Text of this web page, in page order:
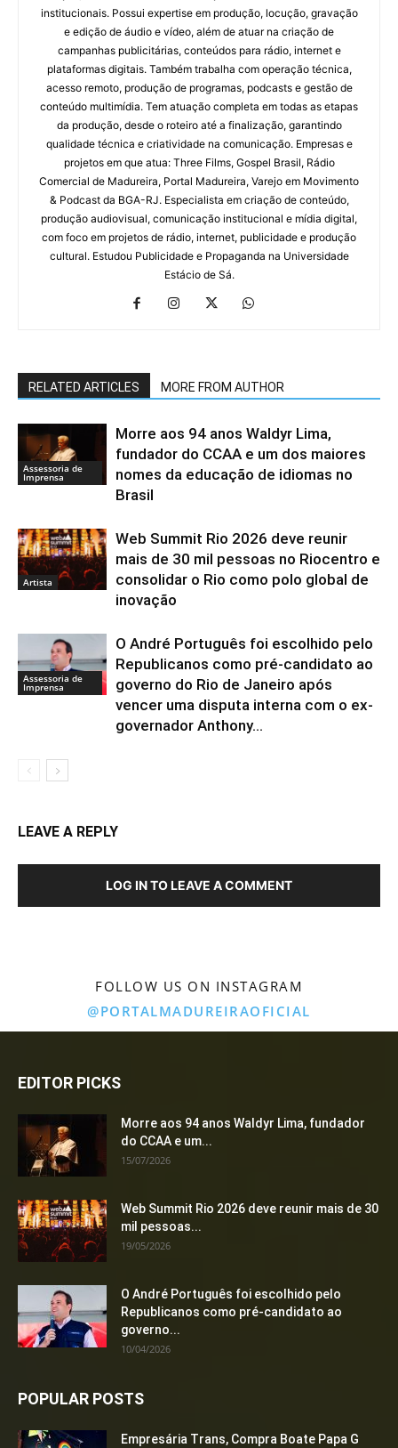
institucionais. Possui expertise em produção, locução, gravação
e edição de áudio e vídeo, além de atuar na criação de
campanhas publicitárias, conteúdos para rádio, internet e
plataformas digitais. Também trabalha com operação técnica,
acesso remoto, produção de programas, podcasts e gestão de
conteúdo multimídia. Tem atuação completa em todas as etapas
da produção, desde o roteiro até a finalização, garantindo
qualidade técnica e criatividade na comunicação. Empresas e
projetos em que atua: Three Films, Gospel Brasil, Rádio
Comercial de Madureira, Portal Madureira, Varejo em Movimento
& Podcast da BGA-RJ. Especialista em criação de conteúdo,
produção audiovisual, comunicação institucional e mídia digital,
com foco em projetos de rádio, internet, publicidade e produção
cultural. Estudou Publicidade e Propaganda na Universidade
Estácio de Sá.
RELATED ARTICLES MORE FROM AUTHOR
Assessoria de
Imprensa
Morre aos 94 anos Waldyr Lima,
fundador do CCAA e um dos maiores
nomes da educação de idiomas no
Brasil
Artista
Web Summit Rio 2026 deve reunir
mais de 30 mil pessoas no Riocentro e
consolidar o Rio como polo global de
inovação
Assessoria de
Imprensa
O André Português foi escolhido pelo
Republicanos como pré-candidato ao
governo do Rio de Janeiro após
vencer uma disputa interna com o ex-
governador Anthony...
LEAVE A REPLY
LOG IN TO LEAVE A COMMENT
FOLLOW US ON INSTAGRAM
@PORTALMADUREIRAOFICIAL
EDITOR PICKS
Morre aos 94 anos Waldyr Lima, fundador
do CCAA e um...
15/07/2026
Web Summit Rio 2026 deve reunir mais de 30
mil pessoas...
19/05/2026
O André Português foi escolhido pelo
Republicanos como pré-candidato ao
governo...
10/04/2026
POPULAR POSTS
Empresária Trans, Compra Boate Papa G